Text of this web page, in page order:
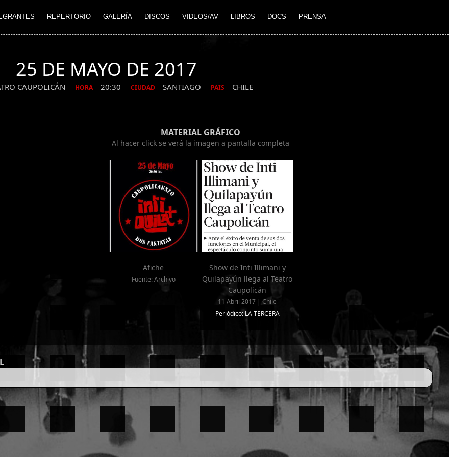
REPERTORIO GALERÍA DISCOS VIDEOS/AV LIBROS DOCS PRENSA
25 DE MAYO DE 2017
CAUPOLICÁN HORA 20:30 CIUDAD SANTIAGO PAIS CHILE
MATERIAL GRÁFICO
Al hacer click se verá la imagen a pantalla completa
Afiche
Fuente: Archivo
Show de Inti Illimani y
Quilapayún llega al Teatro
Caupolicán
11 Abril 2017 | Chile
Periódico: LA TERCERA